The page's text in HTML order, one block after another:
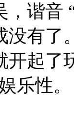
谐音
没有了
起了
乐性。